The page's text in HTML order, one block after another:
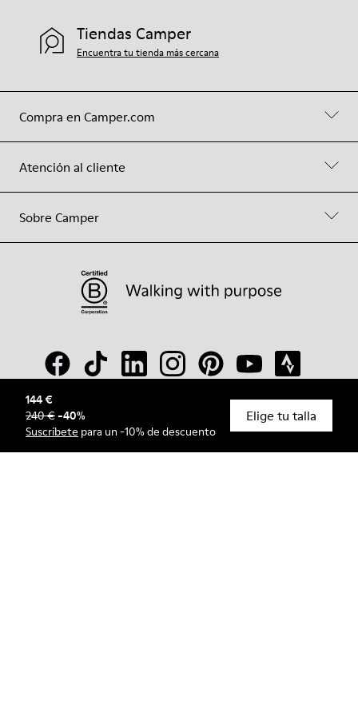
144 €
240 €-40%
Suscríbete para un -10% de descuento
Elige tu talla
Compra en Camper.com
Atención al cliente
Sobre Camper
Tiendas Camper
Encuentra tu tienda más cercana
© Camper, 2026